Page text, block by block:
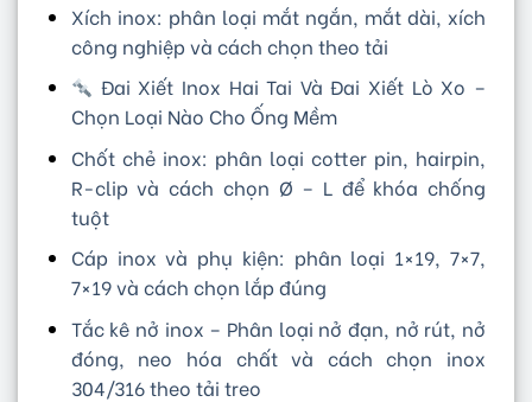
Xích inox: phân loại mắt ngắn, mắt dài, xích
công nghiệp và cách chọn theo tải
Đai Xiết Inox Hai Tai Và Đai Xiết Lò Xo –
Chọn Loại Nào Cho Ống Mềm
Chốt chẻ inox: phân loại cotter pin, hairpin,
R-clip và cách chọn Ø – L để khóa chống
tuột
Cáp inox và phụ kiện: phân loại 1×19, 7×7,
7×19 và cách chọn lắp đúng
Tắc kê nở inox – Phân loại nở đạn, nở rút, nở
đóng, neo hóa chất và cách chọn inox
304/316 theo tải treo